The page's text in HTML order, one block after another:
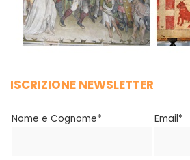
ISCRIZIONE NEWSLETTER
Nome e Cognome* Email*